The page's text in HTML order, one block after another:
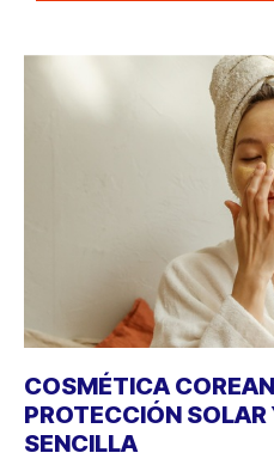
COSMÉTICA
PROTECCIÓN
SENCILLA